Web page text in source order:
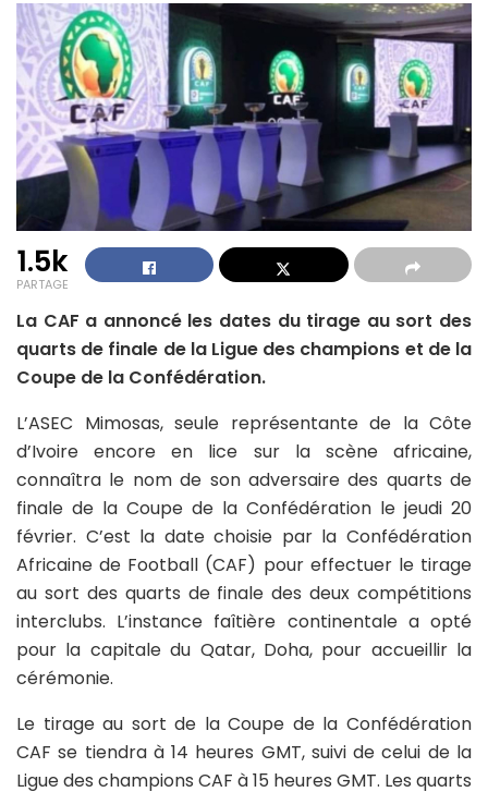
1.5k
PARTAGE
La CAF a annoncé les dates du tirage au sort des
quarts de finale de la Ligue des champions et de la
Coupe de la Confédération.
L’ASEC Mimosas, seule représentante de la Côte
d’Ivoire encore en lice sur la scène africaine,
connaîtra le nom de son adversaire des quarts de
finale de la Coupe de la Confédération le jeudi 20
février. C’est la date choisie par la Confédération
Africaine de Football (CAF) pour effectuer le tirage
au sort des quarts de finale des deux compétitions
interclubs. L’instance faîtière continentale a opté
pour la capitale du Qatar, Doha, pour accueillir la
cérémonie.
Le tirage au sort de la Coupe de la Confédération
CAF se tiendra à 14 heures GMT, suivi de celui de la
Ligue des champions CAF à 15 heures GMT. Les quarts